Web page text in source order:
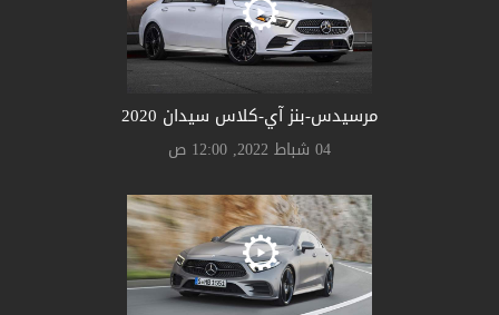
مرسيدس-بنز آي-كلاس سيدان 2020
04 شباط 2022, 12:00 ص